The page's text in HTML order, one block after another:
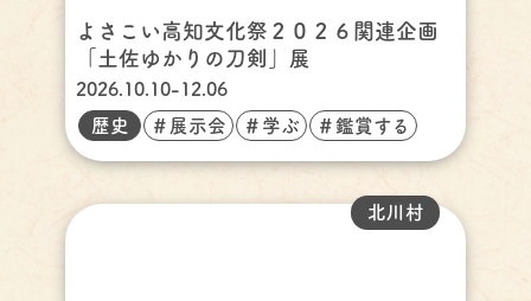
よさこい高知文化祭２０２６関連企画
「土佐ゆかりの刀剣」展
2026.10.10-12.06
歴史
＃展示会 ＃学ぶ ＃鑑賞する
北川村